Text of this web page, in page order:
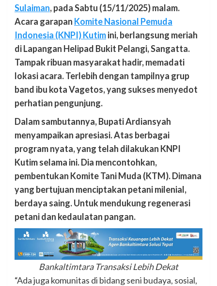
Sulaiman, pada Sabtu (15/11/2025) malam.
Acara garapan Komite Nasional Pemuda
Indonesia (KNPI) Kutimini, berlangsung meriah
di Lapangan Helipad Bukit Pelangi, Sangatta.
Tampak ribuan masyarakat hadir, memadati
lokasi acara. Terlebih dengan tampilnya grup
band ibu kota Vagetos, yang sukses menyedot
perhatian pengunjung.
Dalam sambutannya, Bupati Ardiansyah
menyampaikan apresiasi. Atas berbagai
program nyata, yang telah dilakukan KNPI
Kutim selama ini. Dia mencontohkan,
pembentukan Komite Tani Muda (KTM). Dimana
yang bertujuan menciptakan petani milenial,
berdaya saing. Untuk mendukung regenerasi
petani dan kedaulatan pangan.
Bankaltimtara Transaksi Lebih Dekat
“Ada juga komunitas di bidang seni budaya, sosial,